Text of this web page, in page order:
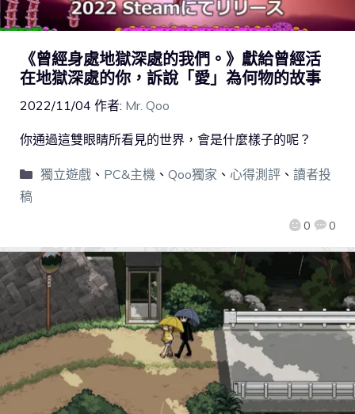
《曾經身處地獄深處的我們。》獻給曾經活
在地獄深處的你，訴說「愛」為何物的故事
2022/11/04 作者: Mr. Qoo
0 0
你通過這雙眼睛所看見的世界，會是什麼樣子的呢？
獨立遊戲、 PC&主機 、 Qoo獨家 、 心得測評、 讀者投
稿